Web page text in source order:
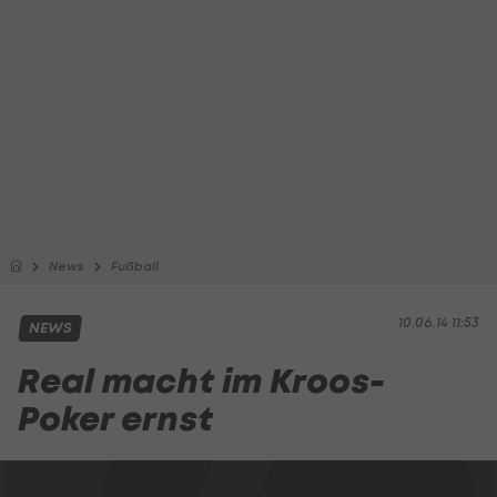
News Fußball
10.06.14 11:53
NEWS
Real macht im Kroos-
Poker ernst